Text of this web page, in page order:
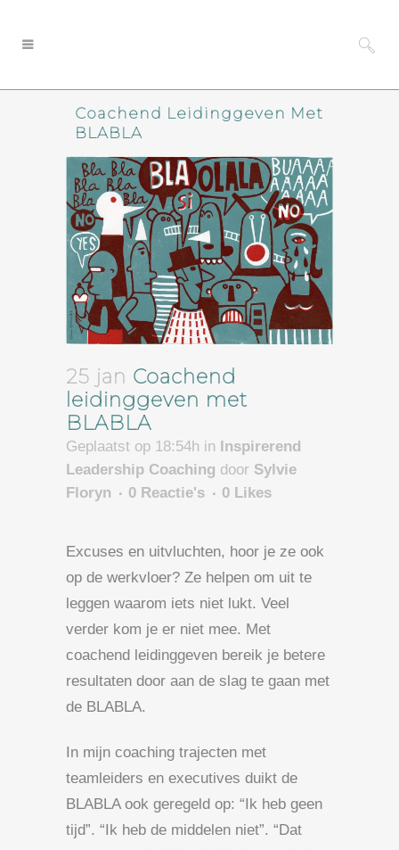
Coachend Leidinggeven Met
BLABLA
25 jan Coachend
leidinggeven met
BLABLA
Geplaatst op 18:54h in Inspirerend
Leadership Coaching door Sylvie
Floryn
0 Reactie's 0 Likes
Excuses en uitvluchten, hoor je ze ook
op de werkvloer? Ze helpen om uit te
leggen waarom iets niet lukt. Veel
verder kom je er niet mee. Met
coachend leidinggeven bereik je betere
resultaten door aan de slag te gaan met
de BLABLA.
In mijn coaching trajecten met
teamleiders en executives duikt de
BLABLA ook geregeld op: “Ik heb geen
tijd”. “Ik heb de middelen niet”. “Dat